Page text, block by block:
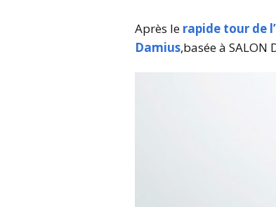
Après le rapide tour de
Damius,basée à SALON